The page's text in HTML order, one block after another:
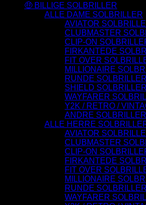
🤑 BILLIGE SOLBRILLER
ALLE DAME SOLBRILLER
AVIATOR
CLUBMASTER
CLIP-ON
FIRKANTEDE
FIT OVER
MILLIONAIRE
RUNDE SOLBRILLER
SHIELD SOLBRILLER
WAYFARER
Y2K / RETRO /
ANDRE SOLBRILLER
ALLE HERRE
AVIATOR
CLUBMASTER
CLIP-ON
FIRKANTEDE
FIT OVER
MILLIONAIRE
RUNDE SOLBRILLER
WAYFARER